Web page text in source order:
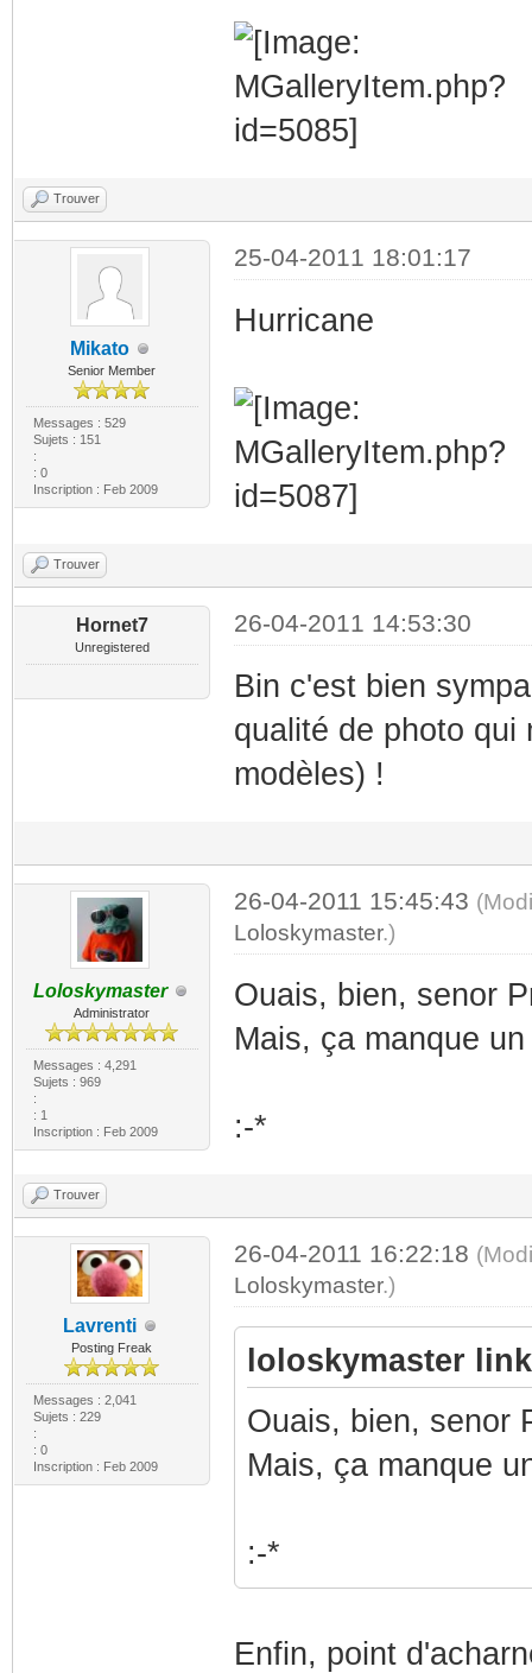
Trouver
Mikato
Senior Member
Messages : 529
Sujets : 151
:
: 0
Inscription : Feb 2009
25-04-2011 18:01:17
Hurricane
Trouver
Hornet7
Unregistered
26-04-2011 14:53:30
Bin c'est bien
qualité de photo qui
modèles) !
Loloskymaster
Administrator
Messages : 4,291
Sujets : 969
:
: 1
Inscription : Feb 2009
26-04-2011 15:45:43
Loloskymaster.)
Ouais, bien, senor
Mais, ça manque
:-*
Trouver
Lavrenti
Posting Freak
Messages : 2,041
Sujets : 229
:
: 0
Inscription : Feb 2009
26-04-2011 16:22:18
Loloskymaster.)
loloskymaster
Ouais, bien, senor
Mais, ça manque
:-*
Enfin, point